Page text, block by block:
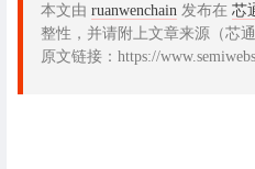
本文由 ruanwenchain 发布在 芯
整性，并请附上文章来源（芯
原文链接：https://